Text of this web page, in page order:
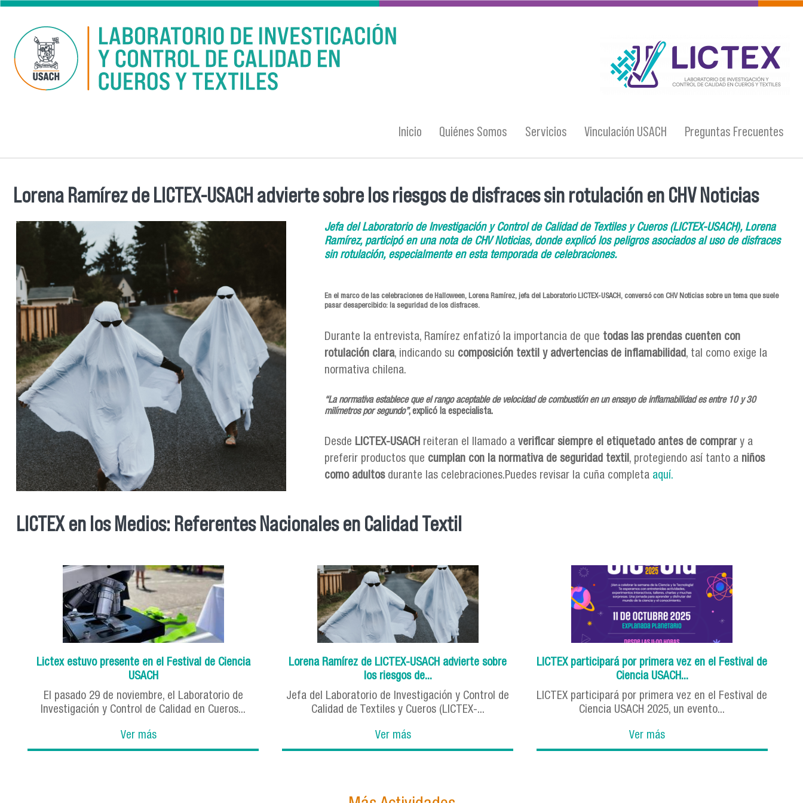
Pasar al contenido principal
logo_lictex_mesa_de_trabajo_1.png
Inicio Quiénes Somos Servicios Vinculación USACH Preguntas Frecuentes
Se encuentra usted aquí
Lorena Ramírez de LICTEX-USACH advierte sobre los riesgos de disfraces sin rotulación en CHV Noticias
Jefa del Laboratorio de Investigación y Control de Calidad de Textiles y Cueros (LICTEX-USACH), Lorena
Ramírez, participó en una nota de CHV Noticias, donde explicó los peligros asociados al uso de disfraces
sin rotulación, especialmente en esta temporada de celebraciones.
En el marco de las celebraciones de Halloween, Lorena Ramírez, jefa del Laboratorio LICTEX-USACH, conversó con CHV Noticias sobre un tema que suele
pasar desapercibido: la seguridad de los disfraces.
Durante la entrevista, Ramírez enfatizó la importancia de que todas las prendas cuenten con
rotulación clara, indicando su composición textil y advertencias de inflamabilidad, tal como exige la
normativa chilena.
“La normativa establece que el rango aceptable de velocidad de combustión en un ensayo de inflamabilidad es entre 10 y 30
milímetros por segundo”, explicó la especialista.
Desde LICTEX-USACH reiteran el llamado a verificar siempre el etiquetado antes de comprary a
preferir productos que cumplan con la normativa de seguridad textil , protegiendo así tanto a niños
como adultosdurante las celebraciones.Puedes revisar la cuña completa aquí.
LICTEX en los Medios: Referentes Nacionales en Calidad Textil
Lictex estuvo presente en el Festival de Ciencia
USACH
El pasado 29 de noviembre, el Laboratorio de
Investigación y Control de Calidad en Cueros...
Ver más
Lorena Ramírez de LICTEX-USACH advierte sobre
los riesgos de...
Jefa del Laboratorio de Investigación y Control de
Calidad de Textiles y Cueros (LICTEX-...
Ver más
LICTEX participará por primera vez en el Festival de
Ciencia USACH...
LICTEX participará por primera vez en el Festival de
Ciencia USACH 2025, un evento...
Ver más